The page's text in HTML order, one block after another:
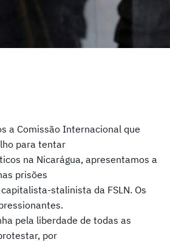
a Comissão Internacional que
para tentar
na Nicarágua, apresentamos a
prisões
stalinista da FSLN. Os
pela liberdade de todas as
por